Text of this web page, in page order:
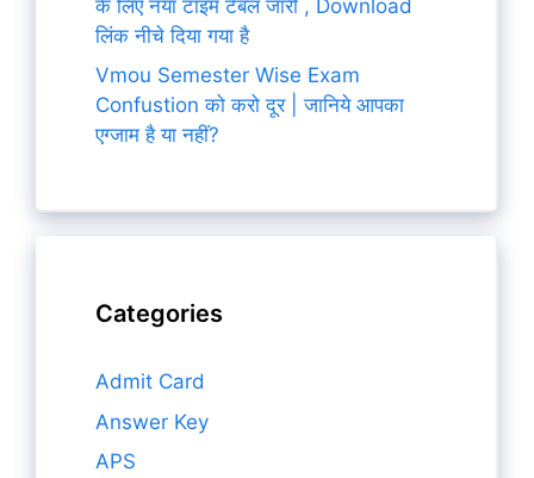
के लिए नया टाइम टेबल जारी , Download
लिंक नीचे दिया गया है
Vmou Semester Wise Exam
Confustion को करो दूर | जानिये आपका
एग्जाम है या नहीं?
Categories
Admit Card
Answer Key
APS